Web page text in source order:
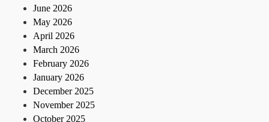
June 2026
May 2026
April 2026
March 2026
February 2026
January 2026
December 2025
November 2025
October 2025